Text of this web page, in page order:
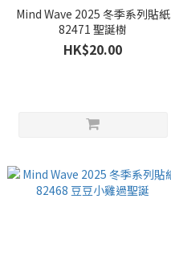
Mind Wave 2025 冬季系列貼紙
82471 聖誕樹
HK$20.00